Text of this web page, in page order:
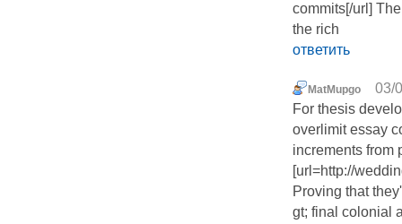
commits[/url]
the rich
ответить
MatMupgo
03/
For thesis
overlimit essay
increments from
[url=http://
Proving that
gt; final colonial